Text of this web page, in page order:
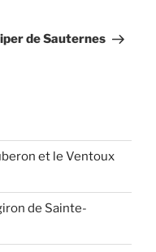
de Sauternes
et le Ventoux
de Sainte-